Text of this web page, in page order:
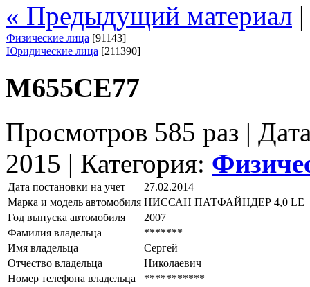
« Предыдущий материал
Физические лица [91143]
Юридические лица [211390]
М655СЕ77
Просмотров 585 раз |
2015 | Категория:
Дата постановки на учет
27.02.2014
Марка и модель автомобиля НИССАН ПАТФАЙНДЕР 4,0 LЕ
Год выпуска автомобиля
2007
Фамилия владельца
*******
Имя владельца
Сергей
Отчество владельца
Николаевич
Номер телефона владельца
***********